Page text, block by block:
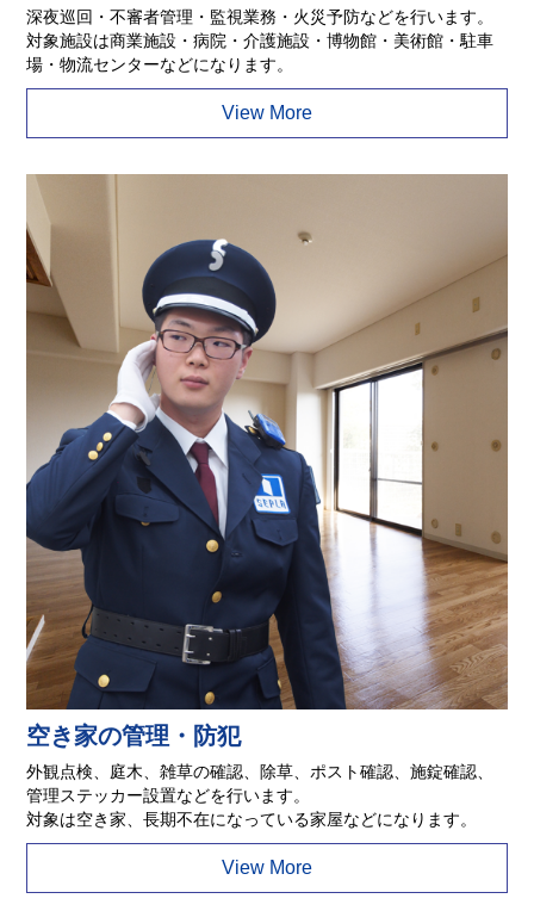
深夜巡回・不審者管理・監視業務・火災予防などを行います。
対象施設は商業施設・病院・介護施設・博物館・美術館・駐車
場・物流センターなどになります。
View More
空き家の管理・防犯
外観点検、庭木、雑草の確認、除草、ポスト確認、施錠確認、
管理ステッカー設置などを行います。
対象は空き家、長期不在になっている家屋などになります。
View More